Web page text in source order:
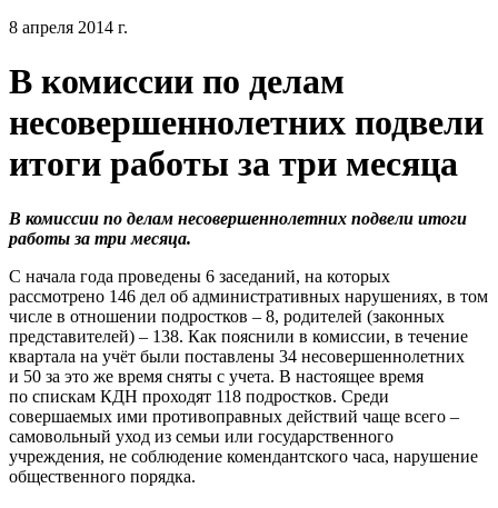
8 апреля 2014 г.
В комиссии по делам
несовершеннолетних подвели
итоги работы за три месяца
В комиссии по делам несовершеннолетних подвели итоги
работы за три месяца.
С начала года проведены 6 заседаний, на которых
рассмотрено 146 дел об административных нарушениях, в том
числе в отношении подростков – 8, родителей (законных
представителей) – 138. Как пояснили в комиссии, в течение
квартала на учёт были поставлены 34 несовершеннолетних
и 50 за это же время сняты с учета. В настоящее время
по спискам КДН проходят 118 подростков. Среди
совершаемых ими противоправных действий чаще всего –
самовольный уход из семьи или государственного
учреждения, не соблюдение комендантского часа, нарушение
общественного порядка.